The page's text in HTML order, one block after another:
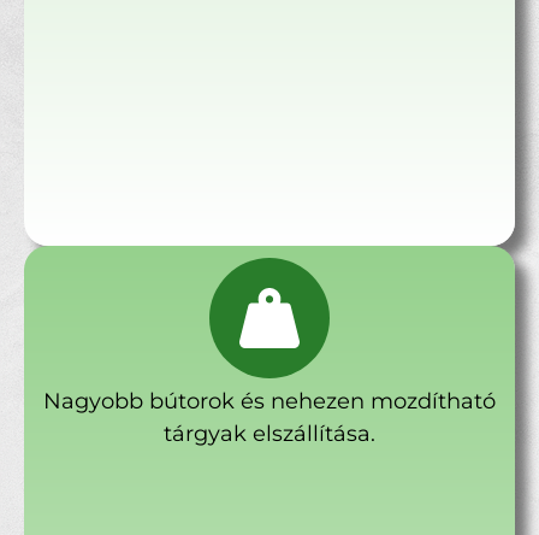
Nagyobb bútorok és nehezen mozdítható
tárgyak elszállítása.